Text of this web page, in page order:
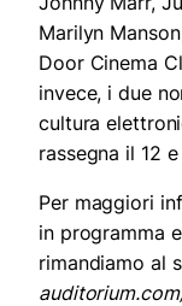
Marilyn
Door Cinema
invece, i due
cultura
rassegna il 12
Per maggiori
in programma
rimandiamo al